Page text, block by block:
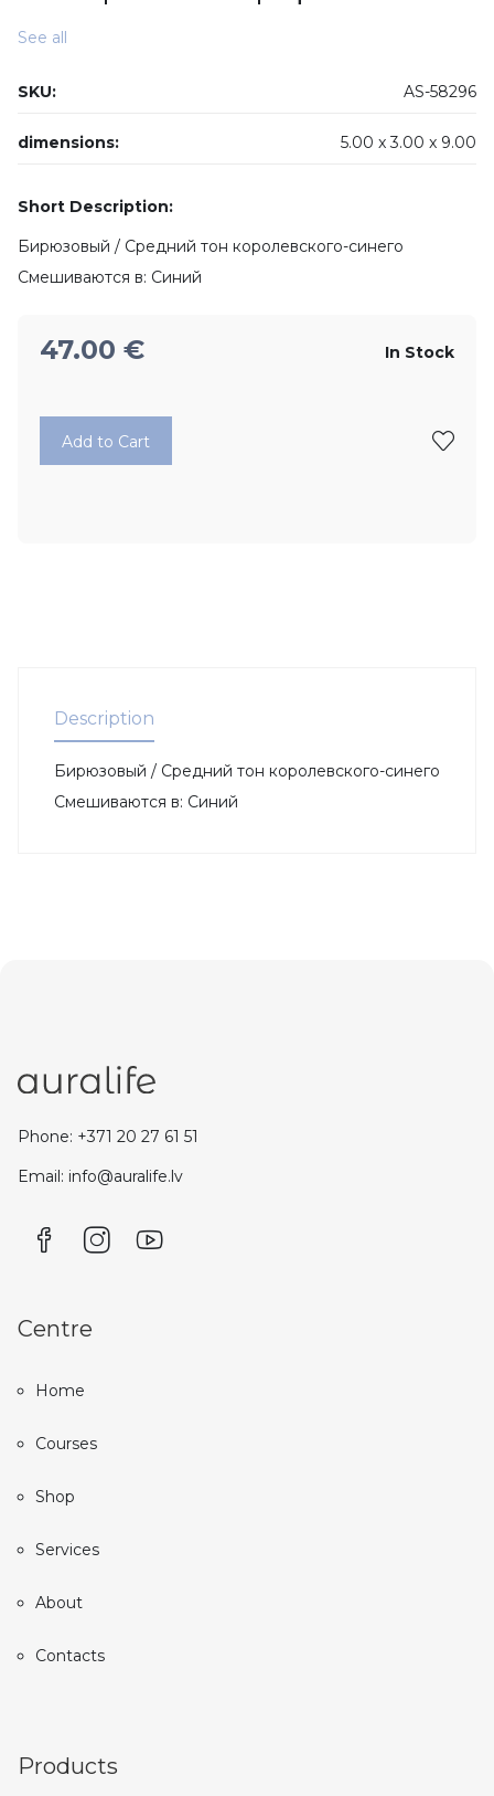
See all
SKU: AS-58296
dimensions: 5.00 x3.00 x 9.00
Short Description:
Бирюзовый / Средний тон королевского-синего
Смешиваются в: Синий
47.00 € In Stock
Add to Cart
Description
Бирюзовый / Средний тон королевского-синего
Смешиваются в: Синий
Phone: +371 20 27 61 51
Email: info@auralife.lv
Centre
Home
Courses
Shop
Services
About
Contacts
Products